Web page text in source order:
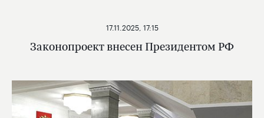
Законопроект внесен Президентом РФ
17.11.2025, 17:15